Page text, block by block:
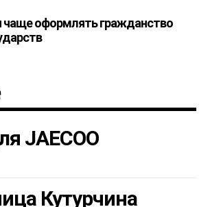
чаще оформлять гражданство
JAECOO
Кутурчина